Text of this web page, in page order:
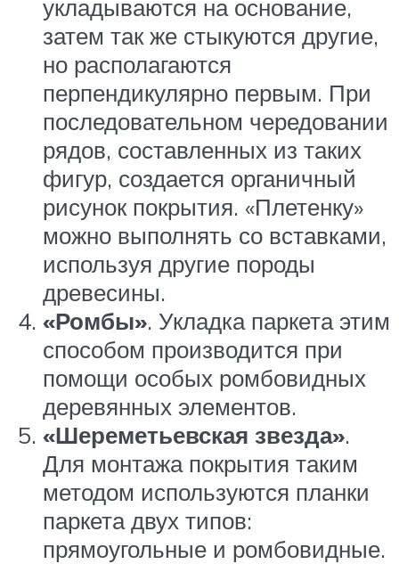
укладываются на основание,
затем так же стыкуются другие,
но располагаются
перпендикулярно первым. При
последовательном чередовании
рядов, составленных из таких
фигур, создается органичный
рисунок покрытия. «Плетенку»
можно выполнять со вставками,
используя другие породы
древесины.
«Ромбы». Укладка паркета этим
способом производится при
помощи особых ромбовидных
деревянных элементов.
«Шереметьевская звезда».
Для монтажа покрытия таким
методом используются планки
паркета двух типов:
прямоугольные и ромбовидные.